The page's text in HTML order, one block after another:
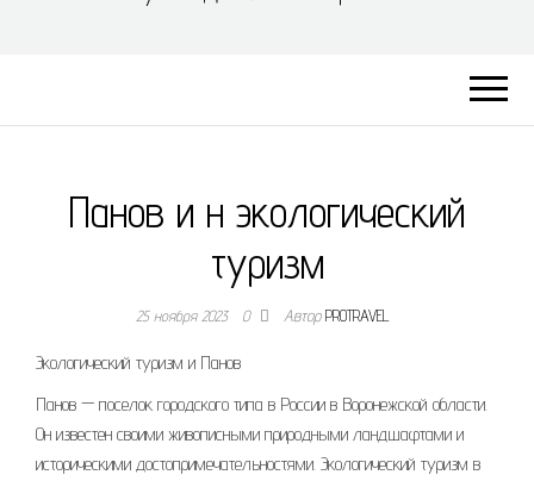
Панов и н экологический
туризм
25 ноября 2023 0 АвторPROTRAVEL
Экологический туризм и Панов
Панов — поселок городского типа в России в Воронежской области.
Он известен своими живописными природными ландшафтами и
историческими достопримечательностями. Экологический туризм в